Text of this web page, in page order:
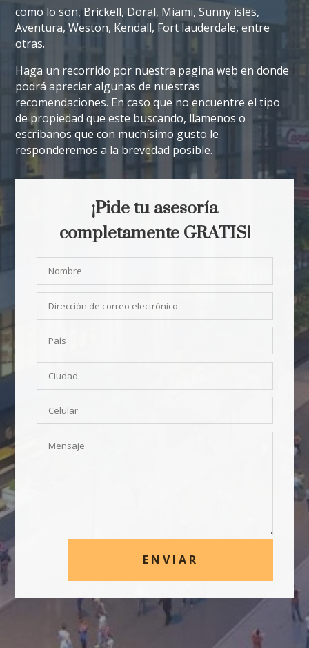
como lo son, Brickell, Doral, Miami, Sunny isles,
Aventura, Weston, Kendall, Fort lauderdale, entre
otras.
Haga un recorrido por nuestra pagina web en donde
podrá apreciar algunas de nuestras
recomendaciones. En caso que no encuentre el tipo
de propiedad que este buscando, llamenos o
escribanos que con muchísimo gusto le
responderemos a la brevedad posible.
¡Pide tu asesoría
completamente GRATIS!
ENVIAR